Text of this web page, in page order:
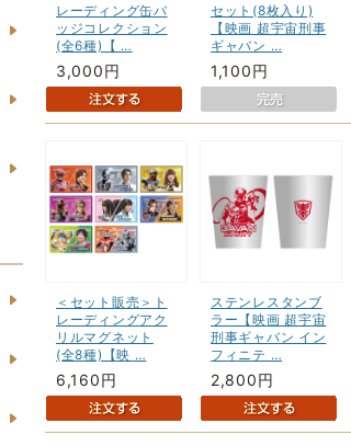
レーディング缶バ
ッジコレクション
(全6種)【 …
3,000円
セット(8枚入り)
【映画 超宇宙刑事
ギャバン …
1,100円
＜セット販売＞ト
レーディングアク
リルマグネット
(全8種)【映 …
6,160円
ステンレスタンブ
ラー【映画 超宇宙
刑事ギャバン イン
フィニテ …
2,800円